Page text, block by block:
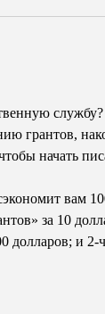
грантов,
начать
вам
за 10
и 2-